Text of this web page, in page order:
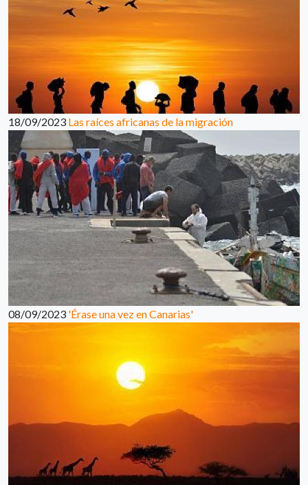
18/09/2023 Las raíces africanas de la migración
08/09/2023 'Érase una vez en Canarias'